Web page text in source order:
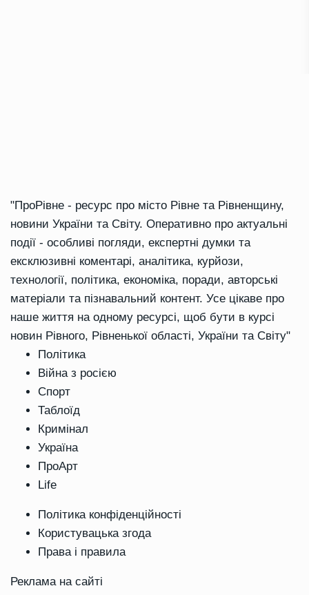
"ПроРівне - ресурс про місто Рівне та Рівненщину,
новини України та Світу. Оперативно про актуальні
події - особливі погляди, експертні думки та
ексклюзивні коментарі, аналітика, курйози,
технології, політика, економіка, поради, авторські
матеріали та пізнавальний контент. Усе цікаве про
наше життя на одному ресурсі, щоб бути в курсі
новин Рівного, Рівненької області, України та Світу"
Політика
Війна з росією
Спорт
Таблоїд
Кримінал
Україна
ПроАрт
Life
Політика конфіденційності
Користувацька згода
Права і правила
Реклама на сайті